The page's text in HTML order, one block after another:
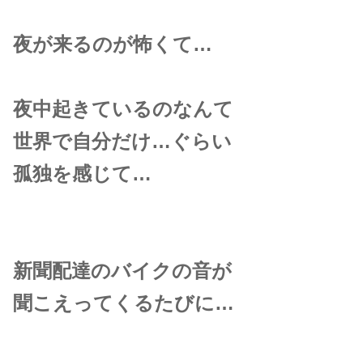
夜が来るのが怖くて…
夜中起きているのなんて
世界で自分だけ…ぐらい
孤独を感じて…
新聞配達のバイクの音が
聞こえってくるたびに…